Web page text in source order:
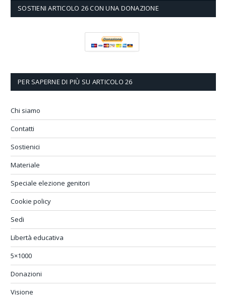
SOSTIENI ARTICOLO 26 CON UNA DONAZIONE
PER SAPERNE DI PIÙ SU ARTICOLO 26
Chi siamo
Contatti
Sostienici
Materiale
Speciale elezione genitori
Cookie policy
Sedi
Libertà educativa
5×1000
Donazioni
Visione